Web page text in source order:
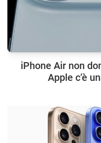
iPhone Air non
Apple c’è